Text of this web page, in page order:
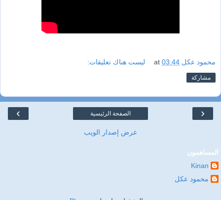
محمود عكل at 03:44 ليست هناك تعليقات:
مشاركة
‹
› الصفحة الرئيسية
عرض إصدار الويب
المساهمون
Kinan
محمود عكل